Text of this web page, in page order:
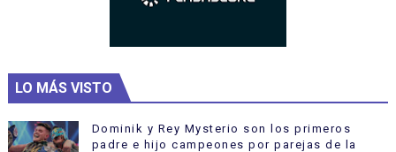
LO MÁS VISTO
Dominik y Rey Mysterio son los primeros
padre e hijo campeones por parejas de la